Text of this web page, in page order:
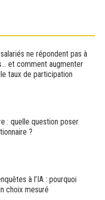
ne répondent pas à
et comment augmenter
taux de participation
: quelle question poser
?
à l’IA : pourquoi
choix mesuré